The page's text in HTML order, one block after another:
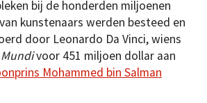
bij de honderden miljoenen
kunstenaars werden besteed en
door Leonardo Da Vinci, wiens
voor 451 miljoen dollar aan
Mohammed bin Salman